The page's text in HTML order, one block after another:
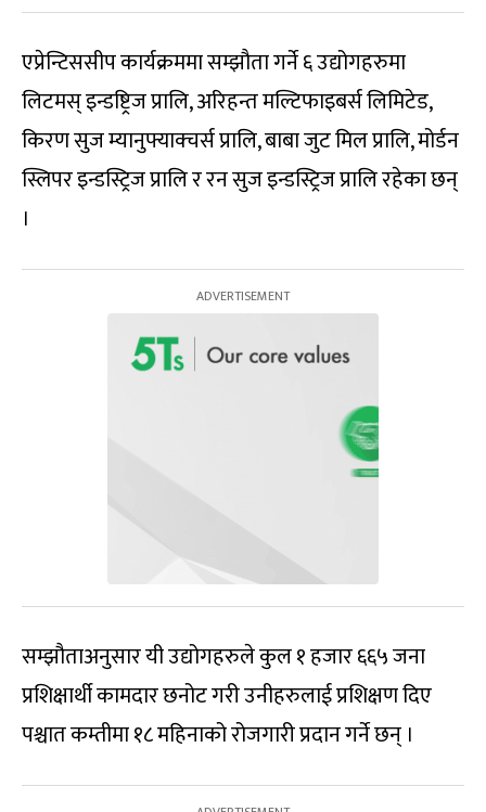
एप्रेन्टिससीप कार्यक्रममा सम्झौता गर्ने ६ उद्योगहरुमा
लिटमस् इन्डष्ट्रिज प्रालि, अरिहन्त मल्टिफाइबर्स लिमिटेड,
किरण सुज म्यानुफ्याक्चर्स प्रालि, बाबा जुट मिल प्रालि, मोर्डन
स्लिपर इन्डस्ट्रिज प्रालि र रन सुज इन्डस्ट्रिज प्रालि रहेका छन्
।
सम्झौताअनुसार यी उद्योगहरुले कुल १ हजार ६६५ जना
प्रशिक्षार्थी कामदार छनोट गरी उनीहरुलाई प्रशिक्षण दिए
पश्चात कम्तीमा १८ महिनाको रोजगारी प्रदान गर्ने छन् ।